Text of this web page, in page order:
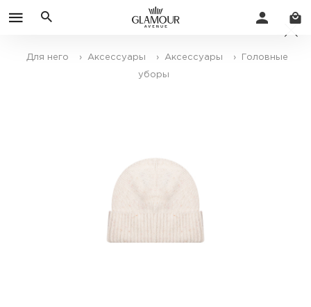
Для него › Аксессуары › Аксессуары › Головные
уборы